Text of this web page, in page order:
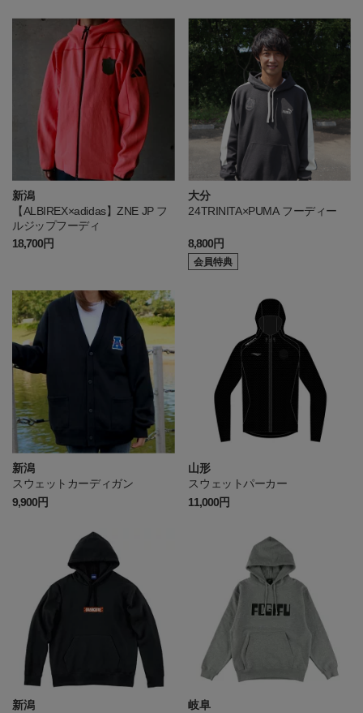
新潟
【ALBIREX×adidas】ZNE JP フ
ルジップフーディ
18,700円
大分
24TRINITA×PUMA フーディー
8,800円
会員特典
新潟
スウェットカーディガン
9,900円
山形
スウェットパーカー
11,000円
新潟
岐阜